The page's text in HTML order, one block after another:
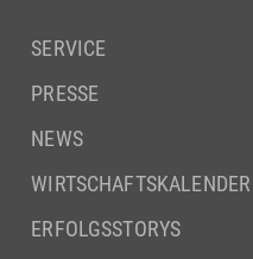
SERVICE
PRESSE
NEWS
WIRTSCHAFTSKALENDER
ERFOLGSSTORYS